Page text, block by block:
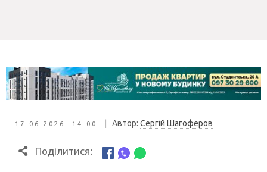
17.06.2026 14:00 Автор: Сергій Шагоферов
Поділитися: